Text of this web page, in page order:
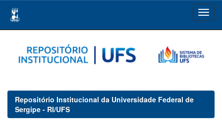
navigation
Repositório Institucional da Universidade Federal de
Sergipe - RI/UFS